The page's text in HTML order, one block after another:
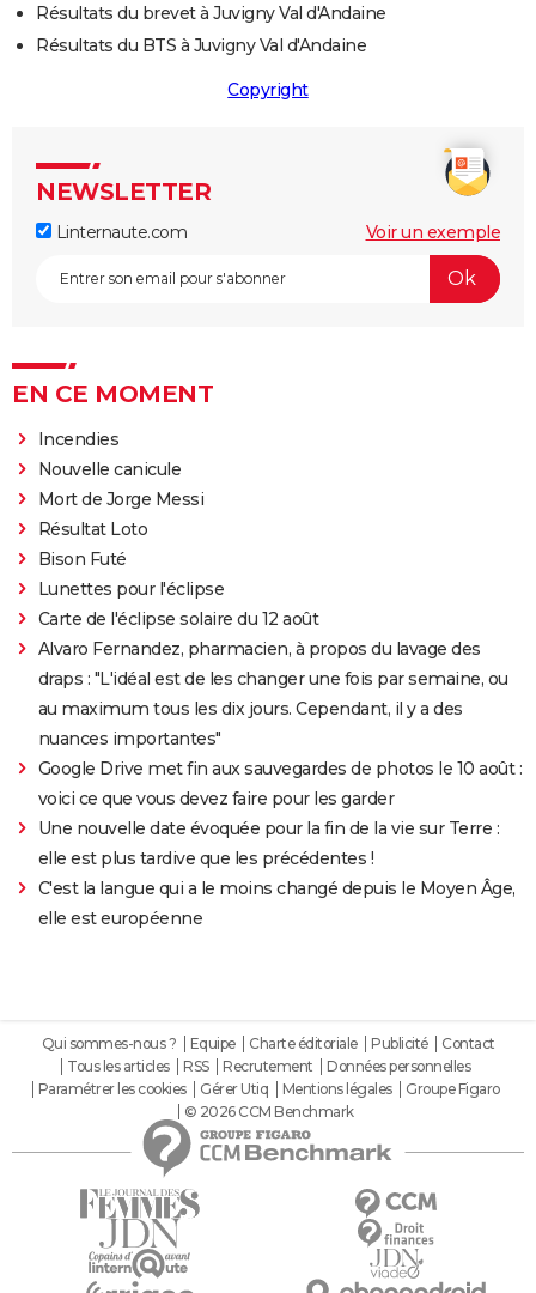
Résultats du brevet à Juvigny Val d'Andaine
Résultats du BTS à Juvigny Val d'Andaine
Copyright
NEWSLETTER
Linternaute.com Voir un exemple
EN CE MOMENT
Incendies
Nouvelle canicule
Mort de Jorge Messi
Résultat Loto
Bison Futé
Lunettes pour l'éclipse
Carte de l'éclipse solaire du 12 août
Alvaro Fernandez, pharmacien, à propos du lavage des
draps : "L'idéal est de les changer une fois par semaine, ou
au maximum tous les dix jours. Cependant, il y a des
nuances importantes"
Google Drive met fin aux sauvegardes de photos le 10 août :
voici ce que vous devez faire pour les garder
Une nouvelle date évoquée pour la fin de la vie sur Terre :
elle est plus tardive que les précédentes !
C'est la langue qui a le moins changé depuis le Moyen Âge,
elle est européenne
Qui sommes-nous ? Equipe Charte éditoriale Publicité
Contact
Tous les articles
RSS Recrutement
Données personnelles
Paramétrer les cookies
Gérer Utiq Mentions légales
Groupe Figaro
© 2026 CCM Benchmark